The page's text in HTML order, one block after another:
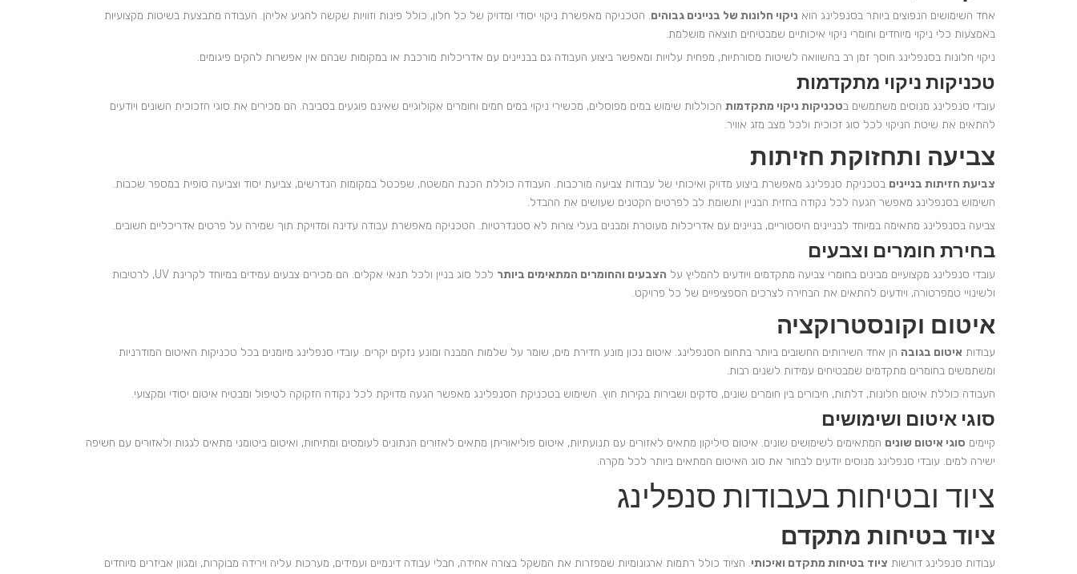
אחד השימושים הנפוצים ביותר בסנפלינג הוא ניקוי חלונות של בניינים גבוהים. הטכניקה מאפשרת ניקוי יסודי ומדויק של כל חלון, כולל פינות וזוויות שקשה להגיע אליהן. העבודה מתבצעת בשיטות מקצועיות
באמצעות כלי ניקוי מיוחדים וחומרי ניקוי איכותיים שמבטיחים תוצאה מושלמת.
ניקוי חלונות בסנפלינג חוסך זמן רב בהשוואה לשיטות מסורתיות, מפחית עלויות ומאפשר ביצוע העבודה גם בבניינים עם אדריכלות מורכבת או במקומות שבהם אין אפשרות להקים פיגומים.
טכניקות ניקוי מתקדמות
עובדי סנפלינג מנוסים משתמשים בטכניקות ניקוי מתקדמות הכוללות שימוש במים מפוסלים, מכשירי ניקוי במים חמים וחומרים אקולוגיים שאינם פוגעים בסביבה. הם מכירים את סוגי הזכוכית השונים ויודעים
להתאים את שיטת הניקוי לכל סוג זכוכית ולכל מצב מזג אוויר.
צביעה ותחזוקת חזיתות
צביעת חזיתות בניינים בטכניקת סנפלינג מאפשרת ביצוע מדויק ואיכותי של עבודות צביעה מורכבות. העבודה כוללת הכנת המשטח, שפכטל במקומות הנדרשים, צביעת יסוד וצביעה סופית במספר שכבות.
השימוש בסנפלינג מאפשר הגעה לכל נקודה בחזית הבניין ותשומת לב לפרטים הקטנים שעושים את ההבדל.
צביעה בסנפלינג מתאימה במיוחד לבניינים היסטוריים, בניינים עם אדריכלות מעוטרת ומבנים בעלי צורות לא סטנדרטיות. הטכניקה מאפשרת עבודה עדינה ומדויקת תוך שמירה על פרטים אדריכליים חשובים.
בחירת חומרים וצבעים
עובדי סנפלינג מקצועיים מבינים בחומרי צביעה מתקדמים ויודעים להמליץ על הצבעים והחומרים המתאימים ביותר
לכל סוג בניין ולכל תנאי אקלים. הם מכירים צבעים עמידים במיוחד לקרינת UV, לרטיבות
ולשינויי טמפרטורה, ויודעים להתאים את הבחירה לצרכים הספציפיים של כל פרויקט.
איטום וקונסטרוקציה
עבודות איטום בגובה הן אחד השירותים החשובים ביותר בתחום הסנפלינג. איטום נכון מונע חדירת מים, שומר על שלמות המבנה ומונע נזקים יקרים. עובדי סנפלינג מיומנים בכל טכניקות האיטום המודרניות
ומשתמשים בחומרים מתקדמים שמבטיחים עמידות לשנים רבות.
העבודה כוללת איטום חלונות, דלתות, חיבורים בין חומרים שונים, סדקים ושבירות בקירות חוץ. השימוש בטכניקת הסנפלינג מאפשר הגעה מדויקת לכל נקודה הזקוקה לטיפול ומבטיח איטום יסודי ומקצועי.
סוגי איטום ושימושים
קיימים סוגי איטום שונים המתאימים לשימושים שונים. איטום סיליקון מתאים לאזורים עם תנועתיות, איטום פוליאוריתן מתאים לאזורים הנתונים לעומסים ומתיחות, ואיטום ביטומני מתאים לגגות ולאזורים עם חשיפה
ישירה למים. עובדי סנפלינג מנוסים יודעים לבחור את סוג האיטום המתאים ביותר לכל מקרה.
ציוד ובטיחות בעבודות סנפלינג
ציוד בטיחות מתקדם
עבודות סנפלינג דורשות ציוד בטיחות מתקדם ואיכותי. הציוד כולל רתמות ארגונומיות שמפזרות את המשקל בצורה אחידה, חבלי עבודה דינמיים ועמידים, מערכות עליה וירידה מבוקרות, ומגוון אביזרים מיוחדים